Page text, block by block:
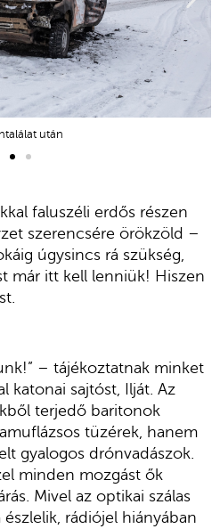
után
faluszéli erdős részen
szerencsére örökzöld –
úgysincs rá szükség,
már itt kell lenniük! Hiszen
– tájékoztatnak minket
katonai sajtóst, Ilját. Az
terjedő baritonok
tüzérek, hanem
gyalogos drónvadászok.
minden mozgást ők
Mivel az optikai szálas
rádiójel hiányában